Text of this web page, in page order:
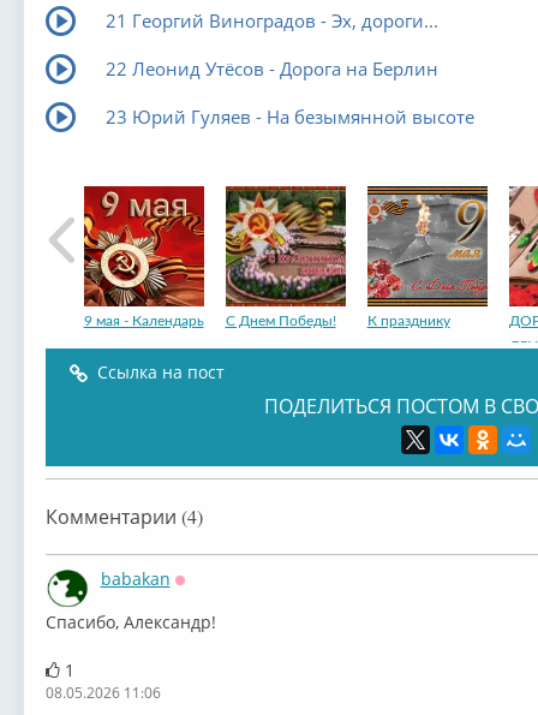
21 Георгий Виноградов - Эх, дороги...
22 Леонид Утёсов - Дорога на Берлин
23 Юрий Гуляев - На безымянной высоте
9 мая - Календарь С Днем Победы! К празднику
Ссылка на пост
ПОДЕЛИТЬСЯ ПОСТОМ В
Комментарии (4)
babakan
Спасибо, Александр!
1
08.05.2026 11:06